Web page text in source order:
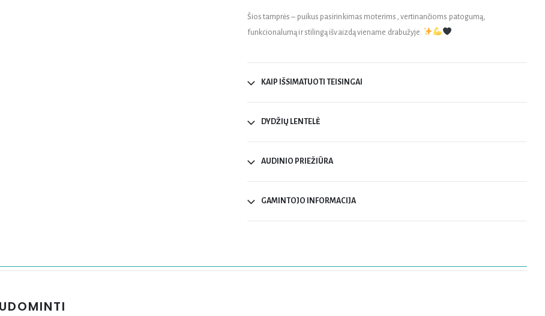
Šios tamprės – puikus pasirinkimas moterims, vertinančioms patogumą,
funkcionalumą ir stilingą išvaizdą viename drabužyje.
KAIP IŠSIMATUOTI TEISINGAI
DYDŽIŲ LENTELĖ
AUDINIO PRIEŽIŪRA
GAMINTOJO INFORMACIJA